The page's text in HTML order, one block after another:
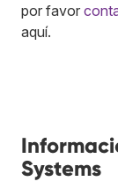
por favor
aquí.
Systems